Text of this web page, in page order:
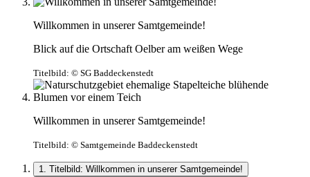
Willkommen in unserer Samtgemeinde!
Blick auf die Ortschaft Oelber am weißen Wege
Titelbild: © SG Baddeckenstedt
Willkommen in unserer Samtgemeinde!
Titelbild: © Samtgemeinde Baddeckenstedt
1. Titelbild: Willkommen in unserer Samtgemeinde!